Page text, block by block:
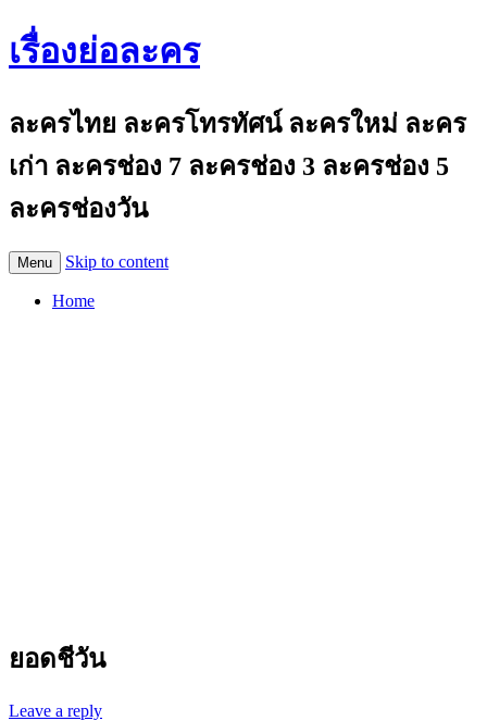
เรื่องย่อละคร
ละครไทย ละครโทรทัศน์ ละครใหม่ ละคร
เก่า ละครช่อง 7 ละครช่อง 3 ละครช่อง 5
ละครช่องวัน
Menu Skip to content
Home
ยอดชีวัน
Leave a reply